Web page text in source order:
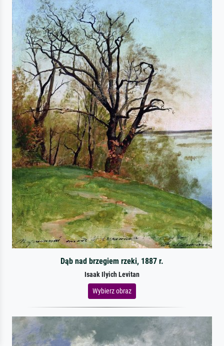
Dąb nad brzegiem rzeki, 1887 r.
Isaak Ilyich Levitan
Wybierz obraz